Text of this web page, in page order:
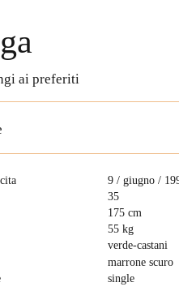
ai preferiti
9 / giugno /
35
175 cm
55 kg
verde-castani
marrone scuro
single